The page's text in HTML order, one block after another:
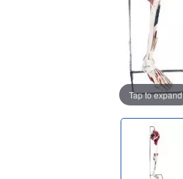
Tap to expand